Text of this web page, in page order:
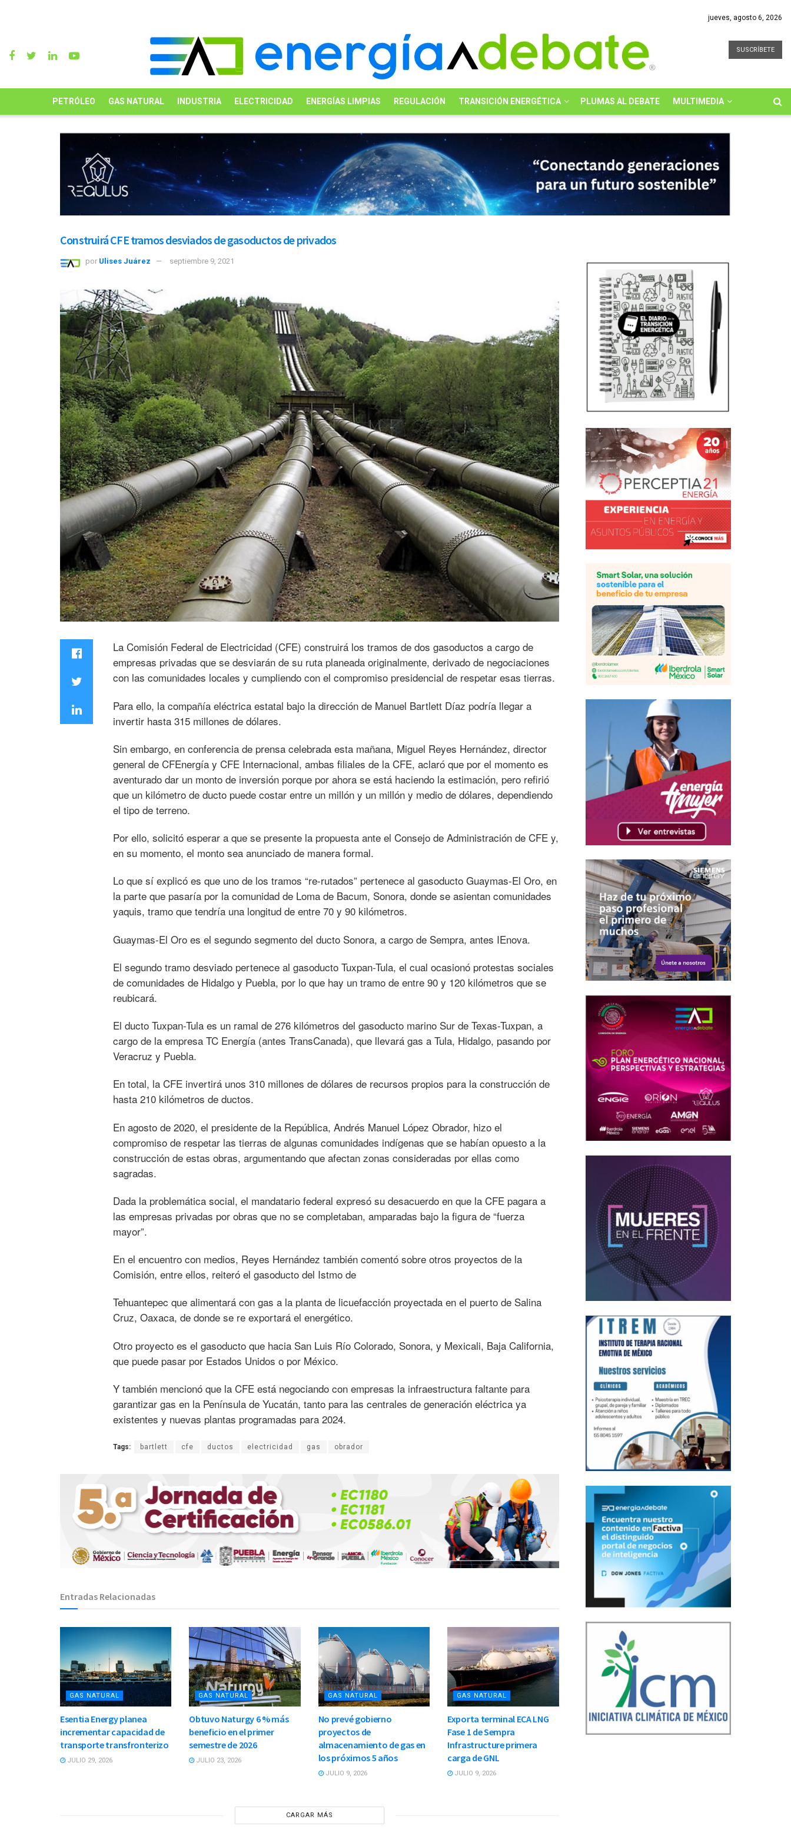
jueves, agosto 6, 2026
SUSCRÍBETE
PETRÓLEO GAS NATURAL INDUSTRIA ELECTRICIDAD ENERGÍAS LIMPIAS REGULACIÓN TRANSICIÓN ENERGÉTICA PLUMAS AL DEBATE MULTIMEDIA
Construirá CFE tramos desviados de gasoductos de privados
por Ulises Juárez septiembre 9, 2021
La Comisión Federal de Electricidad (CFE) construirá los tramos de dos gasoductos a cargo de
empresas privadas que se desviarán de su ruta planeada originalmente, derivado de negociaciones
con las comunidades locales y cumpliendo con el compromiso presidencial de respetar esas tierras.
Para ello, la compañía eléctrica estatal bajo la dirección de Manuel Bartlett Díaz podría llegar a
invertir hasta 315 millones de dólares.
Sin embargo, en conferencia de prensa celebrada esta mañana, Miguel Reyes Hernández, director
general de CFEnergía y CFE Internacional, ambas filiales de la CFE, aclaró que por el momento es
aventurado dar un monto de inversión porque por ahora se está haciendo la estimación, pero refirió
que un kilómetro de ducto puede costar entre un millón y un millón y medio de dólares, dependiendo
el tipo de terreno.
Por ello, solicitó esperar a que se presente la propuesta ante el Consejo de Administración de CFE y,
en su momento, el monto sea anunciado de manera formal.
Lo que sí explicó es que uno de los tramos “re-rutados” pertenece al gasoducto Guaymas-El Oro, en
la parte que pasaría por la comunidad de Loma de Bacum, Sonora, donde se asientan comunidades
yaquis, tramo que tendría una longitud de entre 70 y 90 kilómetros.
Guaymas-El Oro es el segundo segmento del ducto Sonora, a cargo de Sempra, antes IEnova.
El segundo tramo desviado pertenece al gasoducto Tuxpan-Tula, el cual ocasionó protestas sociales
de comunidades de Hidalgo y Puebla, por lo que hay un tramo de entre 90 y 120 kilómetros que se
reubicará.
El ducto Tuxpan-Tula es un ramal de 276 kilómetros del gasoducto marino Sur de Texas-Tuxpan, a
cargo de la empresa TC Energía (antes TransCanada), que llevará gas a Tula, Hidalgo, pasando por
Veracruz y Puebla.
En total, la CFE invertirá unos 310 millones de dólares de recursos propios para la construcción de
hasta 210 kilómetros de ductos.
En agosto de 2020, el presidente de la República, Andrés Manuel López Obrador, hizo el
compromiso de respetar las tierras de algunas comunidades indígenas que se habían opuesto a la
construcción de estas obras, argumentando que afectan zonas consideradas por ellas como
sagradas.
Dada la problemática social, el mandatario federal expresó su desacuerdo en que la CFE pagara a
las empresas privadas por obras que no se completaban, amparadas bajo la figura de “fuerza
mayor”.
En el encuentro con medios, Reyes Hernández también comentó sobre otros proyectos de la
Comisión, entre ellos, reiteró el gasoducto del Istmo de
Tehuantepec que alimentará con gas a la planta de licuefacción proyectada en el puerto de Salina
Cruz, Oaxaca, de donde se re exportará el energético.
Otro proyecto es el gasoducto que hacia San Luis Río Colorado, Sonora, y Mexicali, Baja California,
que puede pasar por Estados Unidos o por México.
Y también mencionó que la CFE está negociando con empresas la infraestructura faltante para
garantizar gas en la Península de Yucatán, tanto para las centrales de generación eléctrica ya
existentes y nuevas plantas programadas para 2024.
Tags: bartlett cfe ductos electricidad gas obrador
Entradas Relacionadas
GAS NATURAL
Esentia Energy planea
incrementar capacidad de
transporte transfronterizo
JULIO 29, 2026
GAS NATURAL
Obtuvo Naturgy 6 % más
beneficio en el primer
semestre de 2026
JULIO 23, 2026
GAS NATURAL
No prevé gobierno
proyectos de
almacenamiento de gas en
los próximos 5 años
JULIO 9, 2026
GAS NATURAL
Exporta terminal ECA LNG
Fase 1 de Sempra
Infrastructure primera
carga de GNL
JULIO 9, 2026
CARGAR MÁS